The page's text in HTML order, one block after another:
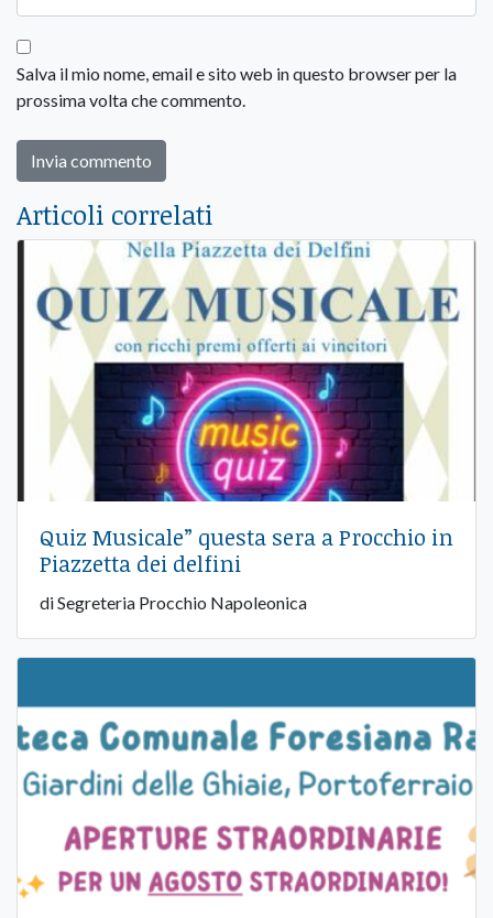
Salva il mio nome, email e sito web in questo browser per la
prossima volta che commento.
Articoli correlati
Quiz Musicale” questa sera a Procchio in
Piazzetta dei delfini
di Segreteria Procchio Napoleonica